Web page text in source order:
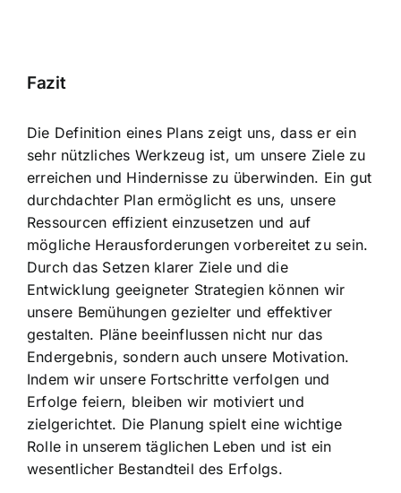
Fazit
Die Definition eines Plans zeigt uns, dass er ein
sehr nützliches Werkzeug ist, um unsere Ziele zu
erreichen und Hindernisse zu überwinden. Ein gut
durchdachter Plan ermöglicht es uns, unsere
Ressourcen effizient einzusetzen und auf
mögliche Herausforderungen vorbereitet zu sein.
Durch das Setzen klarer Ziele und die
Entwicklung geeigneter Strategien können wir
unsere Bemühungen gezielter und effektiver
gestalten. Pläne beeinflussen nicht nur das
Endergebnis, sondern auch unsere Motivation.
Indem wir unsere Fortschritte verfolgen und
Erfolge feiern, bleiben wir motiviert und
zielgerichtet. Die Planung spielt eine wichtige
Rolle in unserem täglichen Leben und ist ein
wesentlicher Bestandteil des Erfolgs.